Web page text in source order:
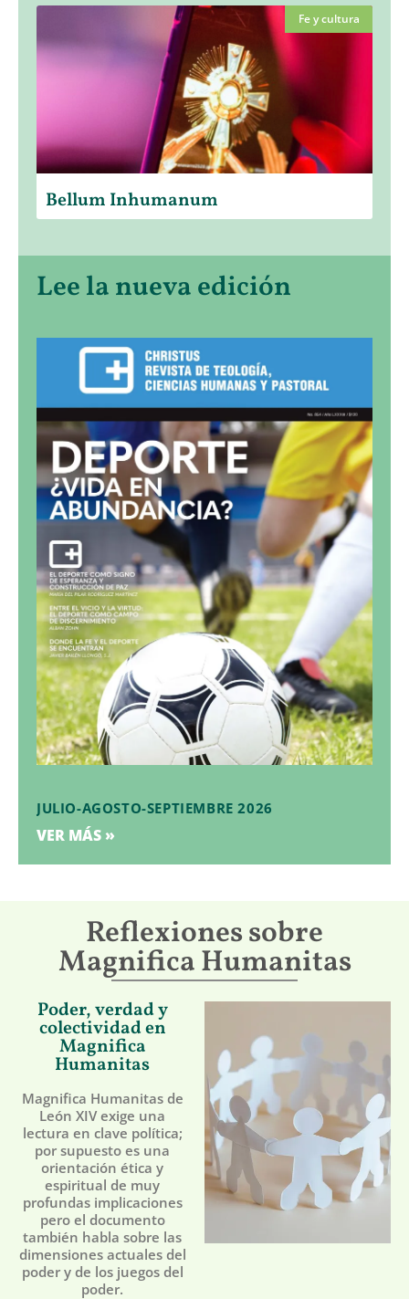
Fe y cultura
Bellum Inhumanum
Lee la nueva edición
JULIO-AGOSTO-SEPTIEMBRE 2026
VER MÁS »
Reflexiones sobre
Magnifica Humanitas
Poder, verdad y
colectividad en
Magnifica
Humanitas
Magnifica Humanitas de
León XIV exige una
lectura en clave política;
por supuesto es una
orientación ética y
espiritual de muy
profundas implicaciones
pero el documento
también habla sobre las
dimensiones actuales del
poder y de los juegos del
poder.